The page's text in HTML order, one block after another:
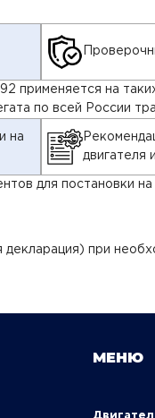
применяется на
по всей России
на
двигателя
для постановки
при
МЕНЮ